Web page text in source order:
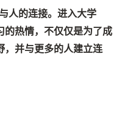
人的连接。进入大学
的热情，不仅仅是为了成
，并与更多的人建立连